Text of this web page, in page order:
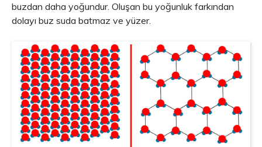
buzdan daha yoğundur. Oluşan bu yoğunluk farkından
dolayı buz suda batmaz ve yüzer.